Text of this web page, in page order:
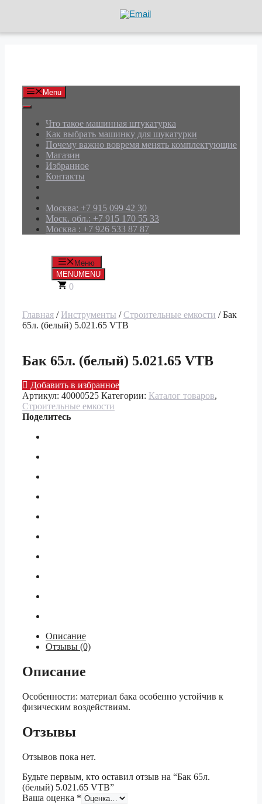
Menu
Что такое машинная штукатурка
Как выбрать машинку для шукатурки
Почему важно вовремя менять комплектующие
Магазин
Избранное
Контакты
Москва: +7 915 099 42 30
Моск. обл.: +7 915 170 55 33
Москва : +7 926 533 87 87
Меню
MENUMENU
0
Главная / Инструменты /Строительные емкости / Бак
65л. (белый) 5.021.65 VTB
Бак 65л. (белый) 5.021.65 VTB
Добавить в избранное
Артикул: 40000525 Категории: Каталог товаров,
Строительные емкости
Поделитесь
Описание
Отзывы (0)
Описание
Особенности: материал бака особенно устойчив к
физическим воздействиям.
Отзывы
Отзывов пока нет.
Будьте первым, кто оставил отзыв на “Бак 65л.
(белый) 5.021.65 VTB”
Ваша оценка *